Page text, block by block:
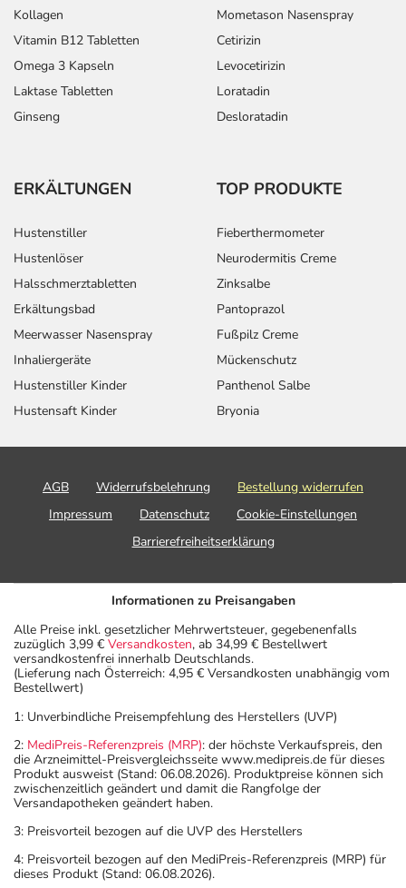
Kollagen
Vitamin B12 Tabletten
Omega 3 Kapseln
Laktase Tabletten
Ginseng
Mometason Nasenspray
Cetirizin
Levocetirizin
Loratadin
Desloratadin
ERKÄLTUNGEN
Hustenstiller
Hustenlöser
Halsschmerztabletten
Erkältungsbad
Meerwasser Nasenspray
Inhaliergeräte
Hustenstiller Kinder
Hustensaft Kinder
TOP PRODUKTE
Fieberthermometer
Neurodermitis Creme
Zinksalbe
Pantoprazol
Fußpilz Creme
Mückenschutz
Panthenol Salbe
Bryonia
AGB Widerrufsbelehrung
Bestellung widerrufen
Impressum
Datenschutz
Cookie-Einstellungen
Barrierefreiheitserklärung
Informationen zu Preisangaben
Alle Preise inkl. gesetzlicher Mehrwertsteuer, gegebenenfalls
zuzüglich 3,99 € Versandkosten, ab 34,99 € Bestellwert
versandkostenfrei innerhalb Deutschlands.
(Lieferung nach Österreich: 4,95 € Versandkosten unabhängig vom
Bestellwert)
1: Unverbindliche Preisempfehlung des Herstellers (UVP)
2: MediPreis-Referenzpreis (MRP): der höchste Verkaufspreis, den
die Arzneimittel-Preisvergleichsseite www.medipreis.de für dieses
Produkt ausweist (Stand: 06.08.2026). Produktpreise können sich
zwischenzeitlich geändert und damit die Rangfolge der
Versandapotheken geändert haben.
3: Preisvorteil bezogen auf die UVP des Herstellers
4: Preisvorteil bezogen auf den MediPreis-Referenzpreis (MRP) für
dieses Produkt (Stand: 06.08.2026).